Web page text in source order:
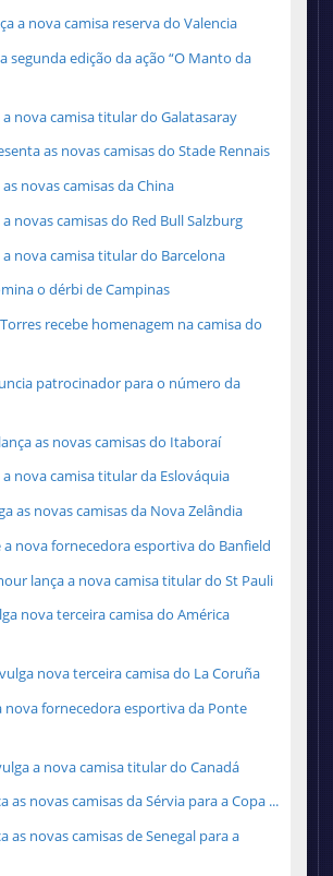
a nova camisa reserva do Valencia
segunda edição da ação “O Manto da
a nova camisa titular do Galatasaray
as novas camisas do Stade Rennais
novas camisas da China
novas camisas do Red Bull Salzburg
a nova camisa titular do Barcelona
o dérbi de Campinas
recebe homenagem na camisa do
patrocinador para o número da
as novas camisas do Itaboraí
a nova camisa titular da Eslováquia
as novas camisas da Nova Zelândia
a nova fornecedora esportiva do Banfield
lança a nova camisa titular do St Pauli
nova terceira camisa do América
nova terceira camisa do La Coruña
nova fornecedora esportiva da Ponte
a nova camisa titular do Canadá
as novas camisas da Sérvia para a Copa ...
as novas camisas de Senegal para a